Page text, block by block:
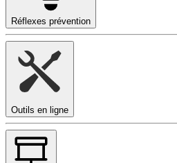
Réflexes prévention
Outils en ligne